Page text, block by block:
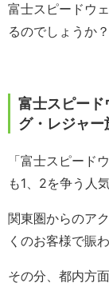
富士スピードウ
るのでしょうか
富士スピード
グ・レジャー
「富士スピード
も1、2を争う人
関東圏からのア
くのお客様で賑
その分、都内方